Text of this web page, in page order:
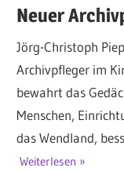
Neuer
Jörg-Christoph
Archivpfleger im
bewahrt das
Menschen,
das Wendland,
Weiterlesen